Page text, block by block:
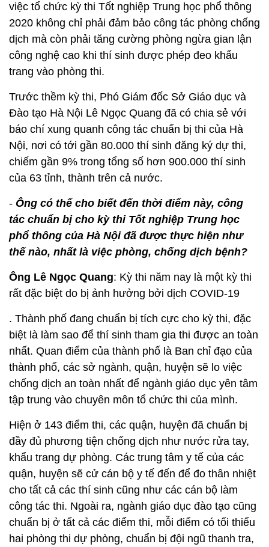
việc tổ chức kỳ thi Tốt nghiệp Trung học phổ thông
2020 không chỉ phải đảm bảo công tác phòng chống
dịch mà còn phải tăng cường phòng ngừa gian lận
công nghệ cao khi thí sinh được phép đeo khẩu
trang vào phòng thi.
Trước thềm kỳ thi, Phó Giám đốc Sở Giáo dục và
Đào tạo Hà Nội Lê Ngọc Quang đã có chia sẻ với
báo chí xung quanh công tác chuẩn bị thi của Hà
Nội, nơi có tới gần 80.000 thí sinh đăng ký dự thi,
chiếm gần 9% trong tổng số hơn 900.000 thí sinh
của 63 tỉnh, thành trên cả nước.
- Ông có thể cho biết đến thời điểm này, công
tác chuẩn bị cho kỳ thi Tốt nghiệp Trung học
phổ thông của Hà Nội đã được thực hiện như
thế nào, nhất là việc phòng, chống dịch bệnh?
Ông Lê Ngọc Quang: Kỳ thi năm nay là một kỳ thi
rất đặc biệt do bị ảnh hưởng bởi dịch COVID-19
. Thành phố đang chuẩn bị tích cực cho kỳ thi, đặc
biệt là làm sao để thí sinh tham gia thi được an toàn
nhất. Quan điểm của thành phố là Ban chỉ đạo của
thành phố, các sở ngành, quận, huyện sẽ lo việc
chống dịch an toàn nhất để ngành giáo dục yên tâm
tập trung vào chuyên môn tổ chức thi của mình.
Hiện ở 143 điểm thi, các quận, huyện đã chuẩn bị
đầy đủ phương tiện chống dịch như nước rửa tay,
khẩu trang dự phòng. Các trung tâm y tế của các
quận, huyện sẽ cử cán bộ y tế đến để đo thân nhiệt
cho tất cả các thí sinh cũng như các cán bộ làm
công tác thi. Ngoài ra, ngành giáo dục đào tạo cũng
chuẩn bị ở tất cả các điểm thi, mỗi điểm có tối thiểu
hai phòng thi dự phòng, chuẩn bị đội ngũ thanh tra,